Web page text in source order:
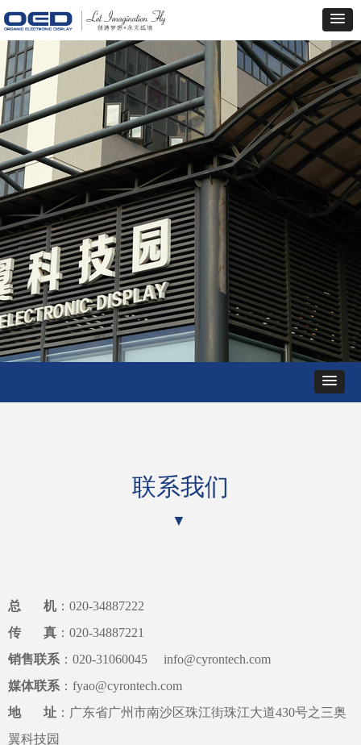
联系我们
▼
总 机：020-34887222
传 真 ：020-34887221
销售联系 ：020-31060045 info@cyrontech.com
媒体联系 ：fyao@cyrontech.com
地 址 ：广东省广州市南沙区珠江街珠江大道430号之三奥
翼科技园